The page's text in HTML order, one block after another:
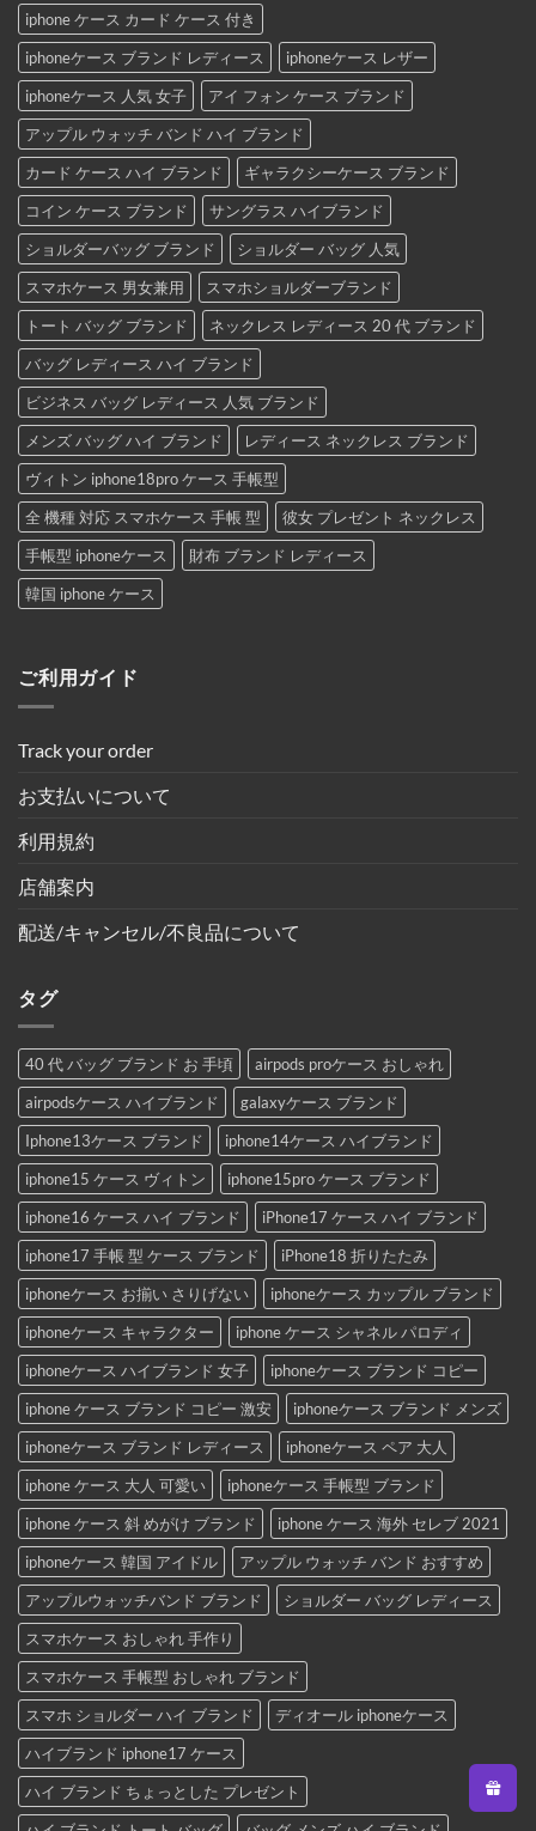
iphone ケース カード ケース 付き
iphoneケース ブランド レディース
iphoneケース レザー
iphoneケース 人気 女子
アイ フォン ケース ブランド
アップル ウォッチ バンド ハイ ブランド
カード ケース ハイ ブランド
ギャラクシーケース ブランド
コイン ケース ブランド
サングラス ハイブランド
ショルダーバッグ ブランド
ショルダー バッグ 人気
スマホケース 男女兼用
スマホショルダーブランド
トート バッグ ブランド
ネックレス レディース 20 代 ブランド
バッグ レディース ハイ ブランド
ビジネス バッグ レディース 人気 ブランド
メンズ バッグ ハイ ブランド
レディース ネックレス ブランド
ヴィトン iphone18pro ケース 手帳型
全 機種 対応 スマホケース 手帳 型
彼女 プレゼント ネックレス
手帳型 iphoneケース
財布 ブランド レディース
韓国 iphone ケース
ご利用ガイド
Track your order
お支払いについて
利用規約
店舗案内
配送/キャンセル/不良品について
タグ
40 代 バッグ ブランド お 手頃
airpods proケース おしゃれ
airpodsケース ハイブランド
galaxyケース ブランド
Iphone13ケース ブランド
iphone14ケース ハイブランド
iphone15 ケース ヴィトン
iphone15pro ケース ブランド
iphone16 ケース ハイ ブランド
iPhone17 ケース ハイ ブランド
iphone17 手帳 型 ケース ブランド
iPhone18 折りたたみ
iphoneケース お揃い さりげない
iphoneケース カップル ブランド
iphoneケース キャラクター
iphone ケース シャネル パロディ
iphoneケース ハイブランド 女子
iphoneケース ブランド コピー
iphone ケース ブランド コピー 激安
iphoneケース ブランド メンズ
iphoneケース ブランド レディース
iphoneケース ペア 大人
iphone ケース 大人 可愛い
iphoneケース 手帳型 ブランド
iphone ケース 斜 めがけ ブランド
iphone ケース 海外 セレブ 2021
iphoneケース 韓国 アイドル
アップル ウォッチ バンド おすすめ
アップルウォッチバンド ブランド
ショルダー バッグ レディース
スマホケース おしゃれ 手作り
スマホケース 手帳型 おしゃれ ブランド
スマホ ショルダー ハイ ブランド
ディオール iphoneケース
ハイブランド iphone17 ケース
ハイ ブランド ちょっとした プレゼント